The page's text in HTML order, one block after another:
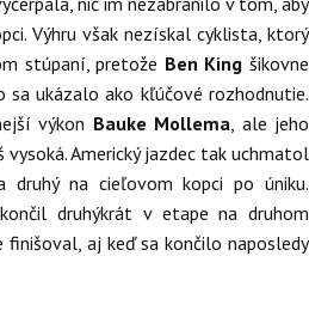
Výhru však nezískal cyklista, ktorý
stúpaní, pretože Ben King šikovne
ukázalo ako kľúčové rozhodnutie.
výkon Bauke Mollema , ale jeho
Americký jazdec tak uchmatol
na cieľovom kopci po úniku.
druhýkrát v etape na druhom
finišoval, aj keď sa končilo naposledy